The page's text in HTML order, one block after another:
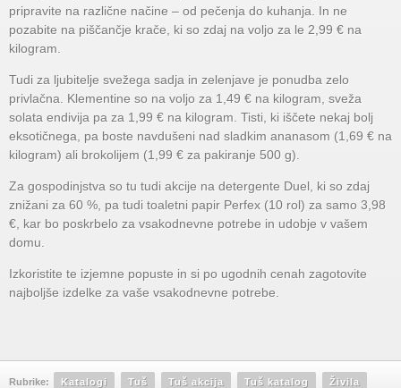
pripravite na različne načine – od pečenja do kuhanja. In ne
pozabite na piščančje krače, ki so zdaj na voljo za le 2,99 € na
kilogram.
Tudi za ljubitelje svežega sadja in zelenjave je ponudba zelo
privlačna. Klementine so na voljo za 1,49 € na kilogram, sveža
solata endivija pa za 1,99 € na kilogram. Tisti, ki iščete nekaj bolj
eksotičnega, pa boste navdušeni nad sladkim ananasom (1,69 € na
kilogram) ali brokolijem (1,99 € za pakiranje 500 g).
Za gospodinjstva so tu tudi akcije na detergente Duel, ki so zdaj
znižani za 60 %, pa tudi toaletni papir Perfex (10 rol) za samo 3,98
€, kar bo poskrbelo za vsakodnevne potrebe in udobje v vašem
domu.
Izkoristite te izjemne popuste in si po ugodnih cenah zagotovite
najboljše izdelke za vaše vsakodnevne potrebe.
Rubrike: Katalogi Tuš Tuš akcija Tuš katalog Živila